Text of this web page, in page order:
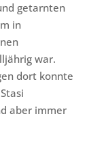
getarnten
in
war.
dort konnte
aber immer